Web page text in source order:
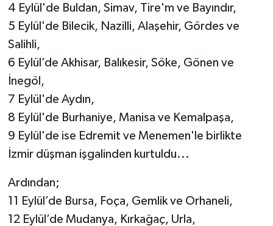
4 Eylül'de Buldan, Simav, Tire'm ve Bayındır,
5 Eylül'de Bilecik, Nazilli, Alaşehir, Gördes ve
Salihli,
6 Eylül’de Akhisar, Balıkesir, Söke, Gönen ve
İnegöl,
7 Eylül'de Aydın,
8 Eylül'de Burhaniye, Manisa ve Kemalpaşa,
9 Eylül'de ise Edremit ve Menemen'le birlikte
İzmir düşman işgalinden kurtuldu...
Ardından;
11 Eylül’de Bursa, Foça, Gemlik ve Orhaneli,
12 Eylül’de Mudanya, Kırkağaç, Urla,